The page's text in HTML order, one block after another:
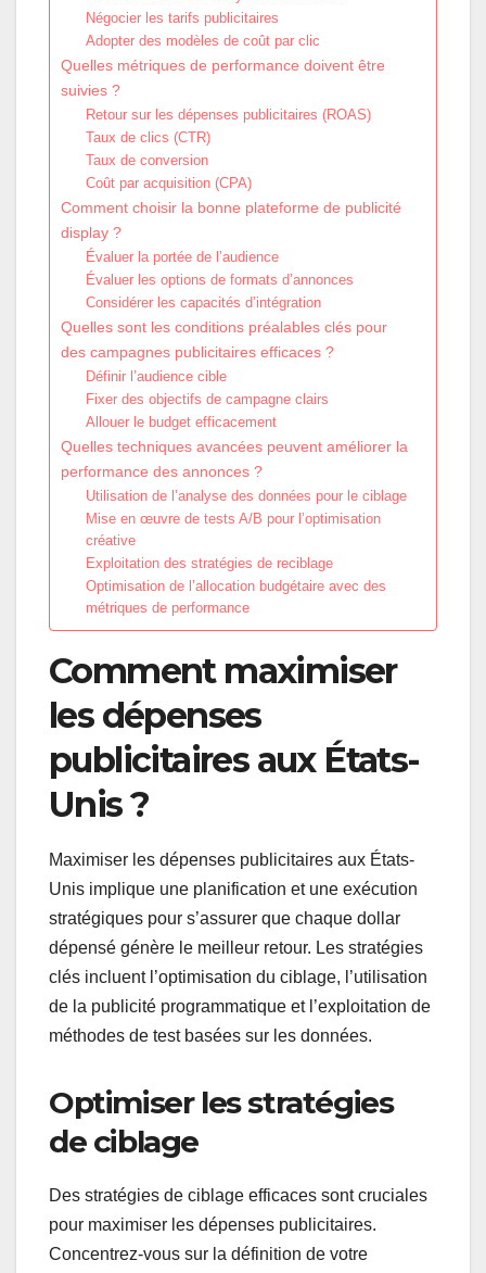
Négocier les tarifs publicitaires
Adopter des modèles de coût par clic
Quelles métriques de performance doivent être
suivies ?
Retour sur les dépenses publicitaires (ROAS)
Taux de clics (CTR)
Taux de conversion
Coût par acquisition (CPA)
Comment choisir la bonne plateforme de publicité
display ?
Évaluer la portée de l’audience
Évaluer les options de formats d’annonces
Considérer les capacités d’intégration
Quelles sont les conditions préalables clés pour
des campagnes publicitaires efficaces ?
Définir l’audience cible
Fixer des objectifs de campagne clairs
Allouer le budget efficacement
Quelles techniques avancées peuvent améliorer la
performance des annonces ?
Utilisation de l’analyse des données pour le ciblage
Mise en œuvre de tests A/B pour l’optimisation
créative
Exploitation des stratégies de reciblage
Optimisation de l’allocation budgétaire avec des
métriques de performance
Comment maximiser
les dépenses
publicitaires aux États-
Unis ?
Maximiser les dépenses publicitaires aux États-
Unis implique une planification et une exécution
stratégiques pour s’assurer que chaque dollar
dépensé génère le meilleur retour. Les stratégies
clés incluent l’optimisation du ciblage, l’utilisation
de la publicité programmatique et l’exploitation de
méthodes de test basées sur les données.
Optimiser les stratégies
de ciblage
Des stratégies de ciblage efficaces sont cruciales
pour maximiser les dépenses publicitaires.
Concentrez-vous sur la définition de votre